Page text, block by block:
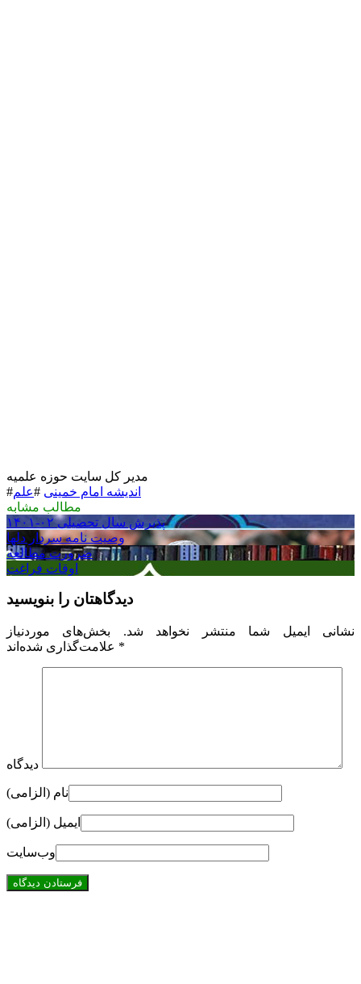
مدیر کل سایت حوزه علمیه
#
اندیشه امام خمینی #علم
مطالب مشابه
پذیرش سال تحصیلی ۰۲-۱۴۰۱
وصیت نامه سردار دلها
ضرورت مطالعه
اوقات فراغت
دیدگاهتان را بنویسید
نشانی ایمیل شما منتشر نخواهد شد. بخش‌های موردنیاز
*
دیدگاه
نام (الزامی)
ایمیل (الزامی)
وب‌سایت